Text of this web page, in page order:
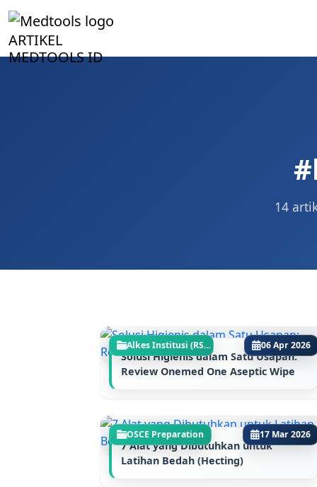
ARTIKEL
MEDTOOLS ID
14
Alkes Institusi (RS... 06 Apr 2026
Solusi Higienis dalam Satu Usapan:
Review Onemed One Aseptic Wipe
OSCE Preparation 17 Mar 2026
7 Alat yang Dibutuhkan untuk
Latihan Bedah (Hecting)